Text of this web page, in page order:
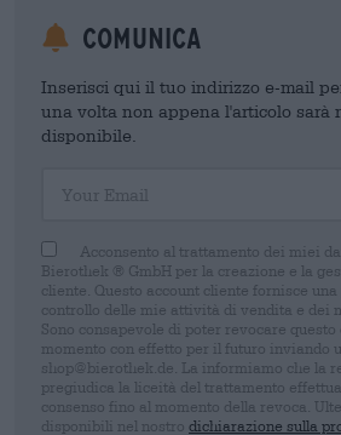
Comunica
Inserisci qui il tuo indirizzo e-mail
una volta non appena l'articolo sarà
disponibile.
Acconsento al trattamento dei miei
Bierothek ® GmbH per la creazione e la
cliente. Questo account cliente fornisce
controllo delle mie attività di vendita e dei
Sono consapevole di poter revocare
momento con effetto per il futuro inviando
shop@bierothek.de. La informiamo che la
pregiudica la liceità del trattamento
consenso fino al momento della revoca.
disponibili nel nostro dichiarazione sulla